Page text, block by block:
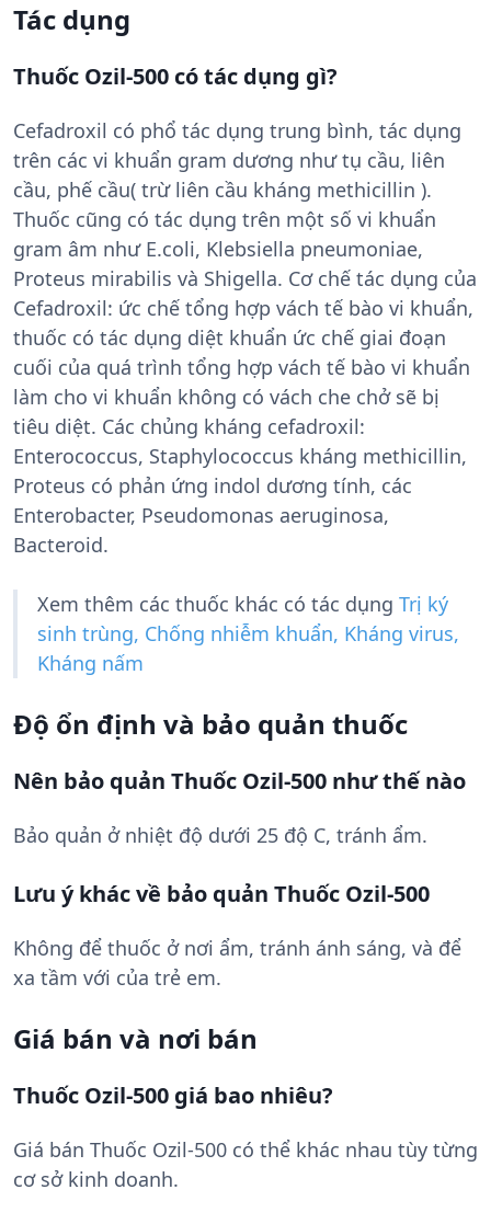
Tác dụng
Thuốc Ozil-500 có tác dụng gì?
Cefadroxil có phổ tác dụng trung bình, tác dụng
trên các vi khuẩn gram dương như tụ cầu, liên
cầu, phế cầu( trừ liên cầu kháng methicillin ).
Thuốc cũng có tác dụng trên một số vi khuẩn
gram âm như E.coli, Klebsiella pneumoniae,
Proteus mirabilis và Shigella. Cơ chế tác dụng của
Cefadroxil: ức chế tổng hợp vách tế bào vi khuẩn,
thuốc có tác dụng diệt khuẩn ức chế giai đoạn
cuối của quá trình tổng hợp vách tế bào vi khuẩn
làm cho vi khuẩn không có vách che chở sẽ bị
tiêu diệt. Các chủng kháng cefadroxil:
Enterococcus, Staphylococcus kháng methicillin,
Proteus có phản ứng indol dương tính, các
Enterobacter, Pseudomonas aeruginosa,
Bacteroid.
Xem thêm các thuốc khác có tác dụng Trị ký
sinh trùng, Chống nhiễm khuẩn, Kháng virus,
Kháng nấm
Độ ổn định và bảo quản thuốc
Nên bảo quản Thuốc Ozil-500 như thế nào
Bảo quản ở nhiệt độ dưới 25 độ C, tránh ẩm.
Lưu ý khác về bảo quản Thuốc Ozil-500
Không để thuốc ở nơi ẩm, tránh ánh sáng, và để
xa tầm với của trẻ em.
Giá bán và nơi bán
Thuốc Ozil-500 giá bao nhiêu?
Giá bán Thuốc Ozil-500 có thể khác nhau tùy từng
cơ sở kinh doanh.